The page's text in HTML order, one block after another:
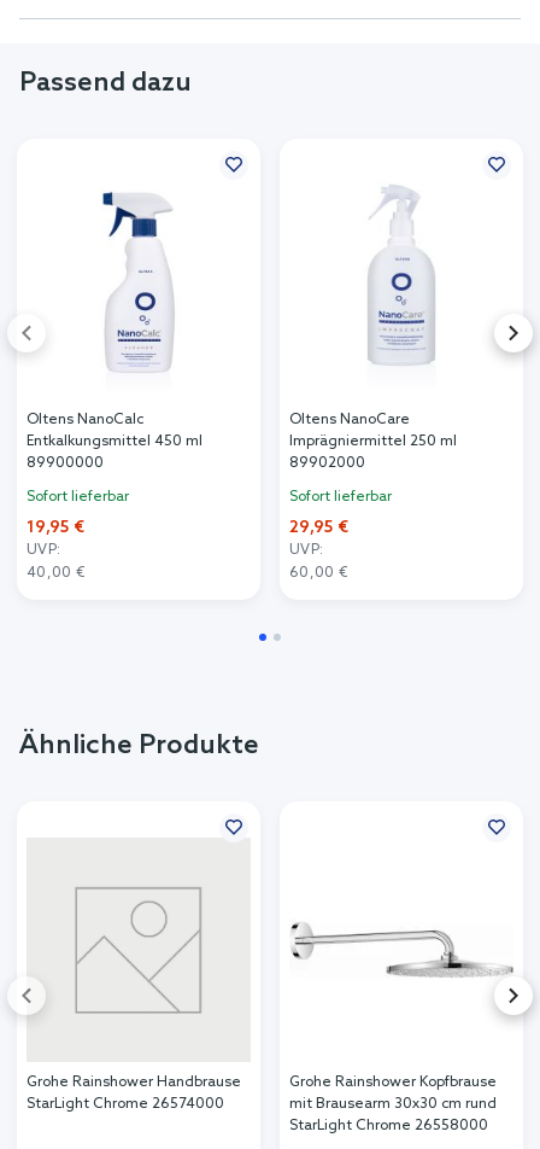
Passend dazu
Oltens NanoCalc
Entkalkungsmittel 450 ml
89900000
Sofort lieferbar
19,95 €
UVP:
40,00 €
Oltens NanoCare
Imprägniermittel 250 ml
89902000
Sofort lieferbar
29,95 €
UVP:
60,00 €
Ähnliche Produkte
Grohe Rainshower Handbrause
StarLight Chrome 26574000
Grohe Rainshower Kopfbrause
mit Brausearm 30x30 cm rund
StarLight Chrome 26558000